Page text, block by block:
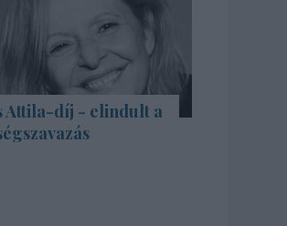
Attila-díj - elindult a